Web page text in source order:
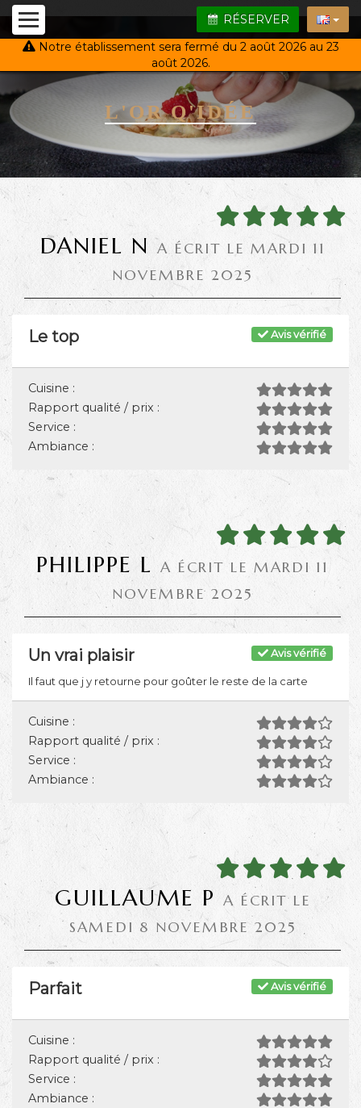
RÉSERVER
Notre établissement sera fermé du 2 août 2026 au 23
août 2026.
L'OR Q'IDÉE
DANIEL N A ÉCRIT LE MARDI 11
NOVEMBRE 2025
Avis vérifié
Le top
Cuisine :
Rapport qualité / prix :
Service :
Ambiance :
PHILIPPE L A ÉCRIT LE MARDI 11
NOVEMBRE 2025
Avis vérifié
Un vrai plaisir
Il faut que j y retourne pour goûter le reste de la carte
Cuisine :
Rapport qualité / prix :
Service :
Ambiance :
GUILLAUME P A ÉCRIT LE
SAMEDI 8 NOVEMBRE 2025
Avis vérifié
Parfait
Cuisine :
Rapport qualité / prix :
Service :
Ambiance :